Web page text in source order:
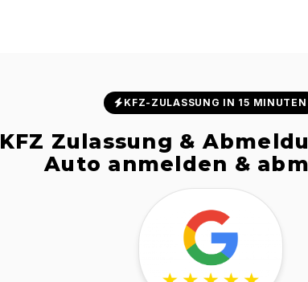
KFZ-ZULASSUNG IN 15 MINUTEN
KFZ Zulassung &
Auto anmelden &